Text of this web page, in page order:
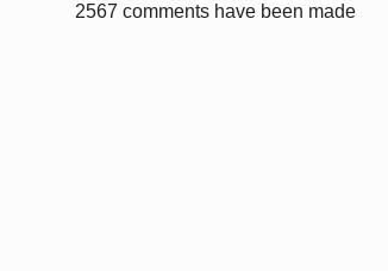
2567 comments have been made